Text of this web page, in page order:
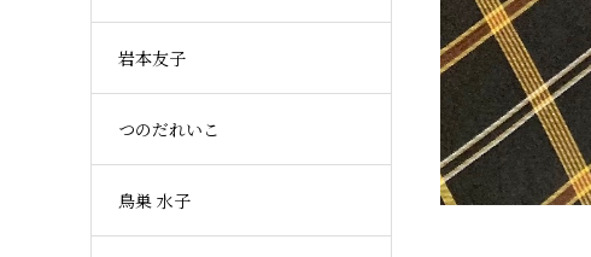
岩本友子
つのだれいこ
鳥巣 水子